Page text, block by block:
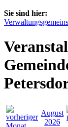
Sie sind hier:
August
2026